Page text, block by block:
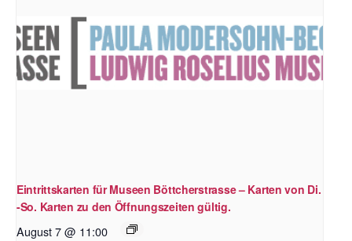
Eintrittskarten für Museen Böttcherstrasse – Karten von Di.
-So. Karten zu den Öffnungszeiten gültig.
August 7 @ 11:00